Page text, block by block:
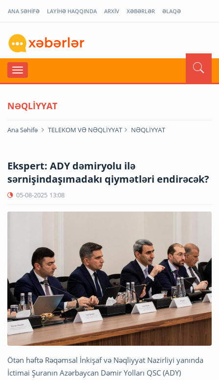
ANA SƏHİFƏ LAYİHƏ HAQQINDA ARXİV XƏBƏRLƏR ƏLAQƏ
NƏQLİYYAT
Ana Səhifə TELEKOM VƏ NƏQLİYYAT NƏQLİYYAT
Ekspert: ADY dəmiryolu ilə
sərnişindaşımadakı qiymətləri endirəcək?
05-08-2025 13:08
Ötən həftə Rəqəmsal İnkişaf və Nəqliyyat Nazirliyi yanında
İctimai Şuranın Azərbaycan Dəmir Yolları QSC (ADY)